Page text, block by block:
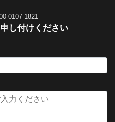
0107-1821
し付けください